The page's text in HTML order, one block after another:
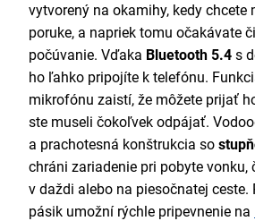
vytvorený na okamihy, kedy chcete
poruke, a napriek tomu očakávate
počúvanie. Vďaka Bluetooth 5.4 s
ho ľahko pripojíte k telefónu.
mikrofónu zaistí, že môžete prijať
ste museli čokoľvek odpájať.
a prachotesná konštrukcia so
chráni zariadenie pri pobyte vonku,
v daždi alebo na piesočnatej ceste.
pásik umožní rýchle pripevnenie na